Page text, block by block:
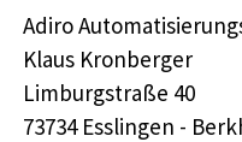
Adiro
Klaus Kronberger
Limburgstraße 40
73734 Esslingen -